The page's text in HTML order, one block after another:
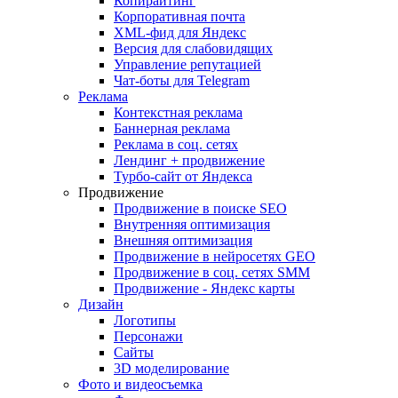
Корпоративная почта
XML-фид для Яндекс
Версия для слабовидящих
Управление репутацией
Чат-боты для Telegram
Реклама
Контекстная реклама
Баннерная реклама
Реклама в соц. сетях
Лендинг + продвижение
Турбо-сайт от Яндекса
Продвижение
Продвижение в поиске SEO
Внутренняя оптимизация
Внешняя оптимизация
Продвижение в нейросетях GEO
Продвижение в соц. сетях SMM
Продвижение - Яндекс карты
Дизайн
Логотипы
Персонажи
Сайты
3D моделирование
Фото и видеосъемка